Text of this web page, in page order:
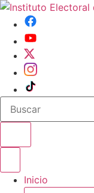
Buscar en el sitio
Inicio